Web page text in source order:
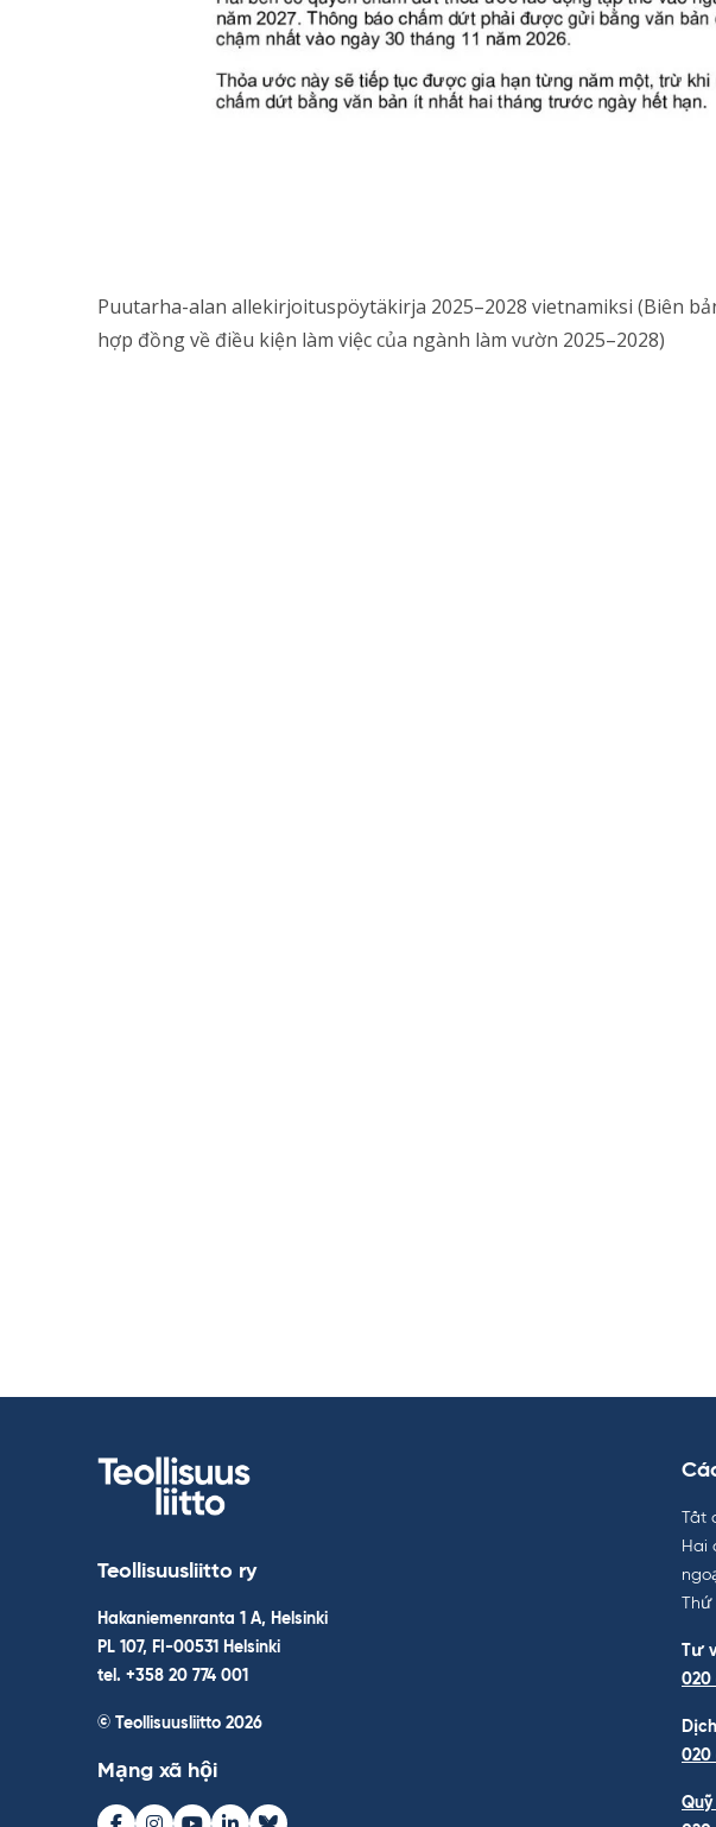
Puutarha-alan allekirjoituspöytäkirja 2025–2028 vietnamiksi (Biên
hợp đồng về điều kiện làm việc của ngành làm vườn 2025–2028)
Teollisuusliitto ry
Hakaniemenranta 1 A, Helsinki
PL 107, FI-00531 Helsinki
tel. +358 20 774 001
© Teollisuusliitto 2026
Mạng xã hội
Tất
Hai
Thứ
Tư
020
020